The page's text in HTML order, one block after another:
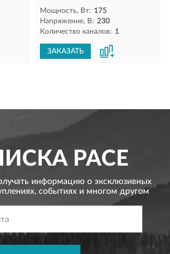
Мощность, Вт: 175
Напряжение, В: 230
Количество каналов: 1
ЗАКАЗАТЬ
PACE
информацию о эксклюзивных
событиях и многом другом